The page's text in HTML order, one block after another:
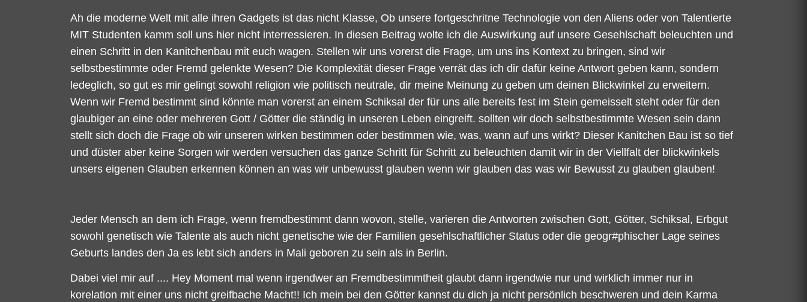
Ah die moderne Welt mit alle ihren Gadgets ist das nicht Klasse, Ob unsere fortgeschritne Technologie von den Aliens oder von Talentierte
MIT Studenten kamm soll uns hier nicht interressieren. In diesen Beitrag wolte ich die Auswirkung auf unsere Gesehlschaft beleuchten und
einen Schritt in den Kanitchenbau mit euch wagen. Stellen wir uns vorerst die Frage, um uns ins Kontext zu bringen, sind wir
selbstbestimmte oder Fremd gelenkte Wesen? Die Komplexität dieser Frage verrät das ich dir dafür keine Antwort geben kann, sondern
ledeglich, so gut es mir gelingt sowohl religion wie politisch neutrale, dir meine Meinung zu geben um deinen Blickwinkel zu erweitern.
Wenn wir Fremd bestimmt sind könnte man vorerst an einem Schiksal der für uns alle bereits fest im Stein gemeisselt steht oder für den
glaubiger an eine oder mehreren Gott / Götter die ständig in unseren Leben eingreift. sollten wir doch selbstbestimmte Wesen sein dann
stellt sich doch die Frage ob wir unseren wirken bestimmen oder bestimmen wie, was, wann auf uns wirkt? Dieser Kanitchen Bau ist so tief
und düster aber keine Sorgen wir werden versuchen das ganze Schritt für Schritt zu beleuchten damit wir in der Viellfalt der blickwinkels
unsers eigenen Glauben erkennen können an was wir unbewusst glauben wenn wir glauben das was wir Bewusst zu glauben glauben!
Jeder Mensch an dem ich Frage, wenn fremdbestimmt dann wovon, stelle, varieren die Antworten zwischen Gott, Götter, Schiksal, Erbgut
sowohl genetisch wie Talente als auch nicht genetische wie der Familien gesehlschaftlicher Status oder die geogr#phischer Lage seines
Geburts landes den Ja es lebt sich anders in Mali geboren zu sein als in Berlin.
Dabei viel mir auf .... Hey Moment mal wenn irgendwer an Fremdbestimmtheit glaubt dann irgendwie nur und wirklich immer nur in
korelation mit einer uns nicht greifbache Macht!! Ich mein bei den Götter kannst du dich ja nicht persönlich beschweren und dein Karma